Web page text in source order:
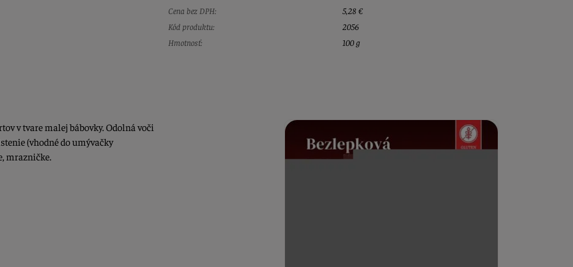
Cena bez DPH:
5,28 €
Kód produktu:
2056
Hmotnosť:
100 g
v tvare malej bábovky. Odolná voči
(vhodné do umývačky
mrazničke.